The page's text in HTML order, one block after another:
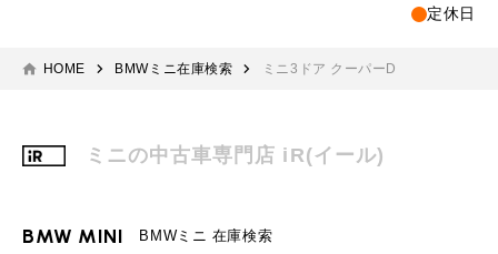
定休日
HOME BMWミニ在庫検索 ミニ3ドア クーパーD
ミニの中古車専門店 iR(イール)
BMW MINI BMWミニ 在庫検索